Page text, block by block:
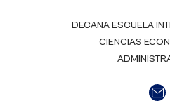
DECANA ESCUELA
CIENCIAS